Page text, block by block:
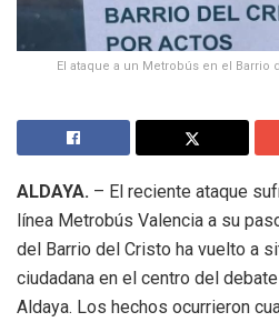
El ataque a un Metrobús en el
ALDAYA. – El reciente ataque
línea Metrobús Valencia a su
del Barrio del Cristo ha vuelto a
ciudadana en el centro del
Aldaya. Los hechos ocurrieron